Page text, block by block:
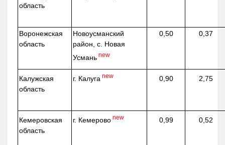
область
Воронежская
область
Новоусманский
район, с. Новая
Усмань new
0,50 0,37
Калужская
область
г. Калуга new 0,90 2,75
Кемеровская
область
г. Кемерово new 0,99 0,52